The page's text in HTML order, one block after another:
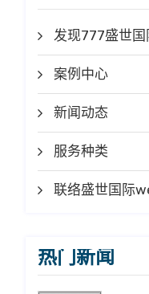
发现777盛世国
案例中心
新闻动态
服务种类
联络盛世国际
热门新闻